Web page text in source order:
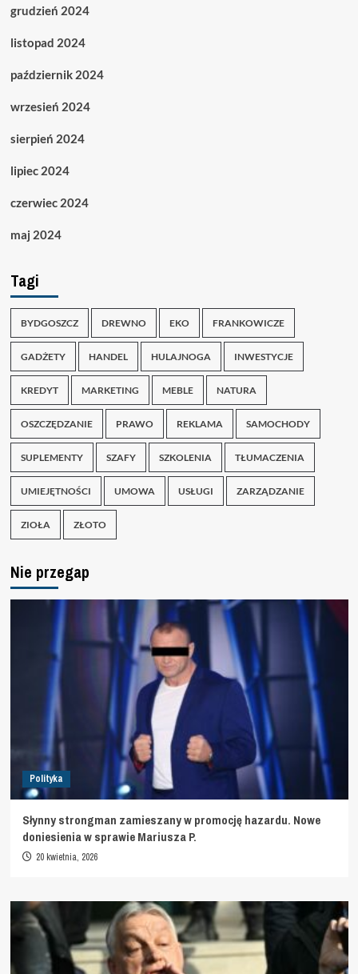
grudzień 2024
listopad 2024
październik 2024
wrzesień 2024
sierpień 2024
lipiec 2024
czerwiec 2024
maj 2024
Tagi
BYDGOSZCZ DREWNO EKO FRANKOWICZE
GADŻETY HANDEL HULAJNOGA INWESTYCJE
KREDYT MARKETING MEBLE NATURA
OSZCZĘDZANIE PRAWO REKLAMA SAMOCHODY
SUPLEMENTY SZAFY SZKOLENIA TŁUMACZENIA
UMIEJĘTNOŚCI UMOWA USŁUGI ZARZĄDZANIE
ZIOŁA ZŁOTO
Nie przegap
Polityka
Słynny strongman zamieszany w promocję hazardu. Nowe
doniesienia w sprawie Mariusza P.
20 kwietnia, 2026